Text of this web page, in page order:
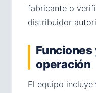
fabricante o
distribuidor
Funciones
operación
El equipo incluye